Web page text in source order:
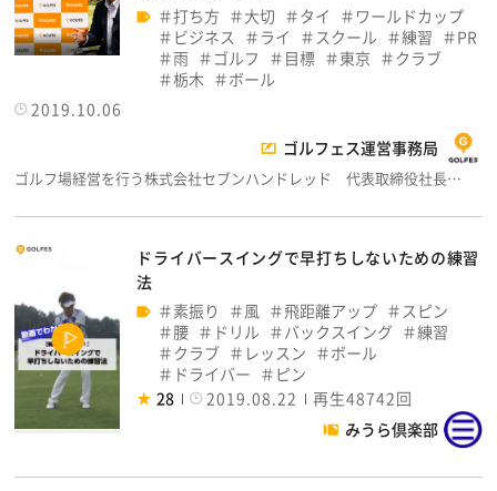
打ち方
大切 タイ
ワールドカップ
ビジネス
ライ スクール 練習
PR
雨
ゴルフ 目標 東京
クラブ
栃木
ボール
2019.10.06
ゴルフェス運営事務局
ゴルフ場経営を行う株式会社セブンハンドレッド 代表取締役社長…
ドライバースイングで早打ちしないための練習
法
素振り
風 飛距離アップ
スピン
腰
ドリル バックスイング
練習
クラブ
レッスン
ボール
ドライバー
ピン
28
2019.08.22
再生48742回
みうら倶楽部